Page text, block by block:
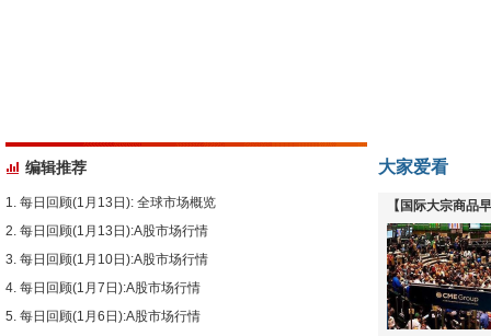
编辑推荐
每日回顾(1月13日): 全球市场概览
每日回顾(1月13日):A股市场行情
每日回顾(1月10日):A股市场行情
每日回顾(1月7日):A股市场行情
每日回顾(1月6日):A股市场行情
大家爱看
【国际大宗商品
下跌